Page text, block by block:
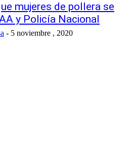
mujeres de pollera se
y Policía Nacional
- 5 noviembre , 2020